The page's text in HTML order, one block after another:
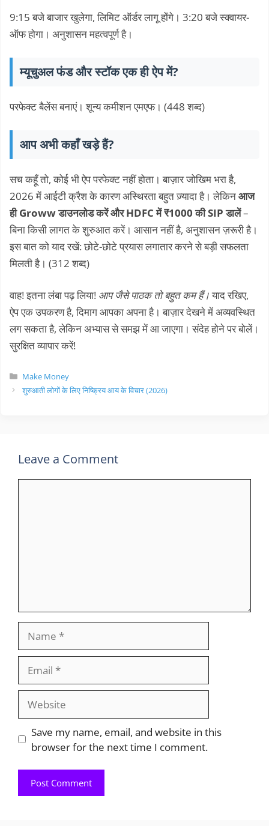
9:15 बजे बाजार खुलेगा, लिमिट ऑर्डर लागू होंगे। 3:20 बजे स्क्वायर-
ऑफ होगा। अनुशासन महत्वपूर्ण है।
म्यूचुअल फंड और स्टॉक एक ही ऐप में?
परफेक्ट बैलेंस बनाएं। शून्य कमीशन एमएफ। (448 शब्द)
आप अभी कहाँ खड़े हैं?
सच कहूँ तो, कोई भी ऐप परफेक्ट नहीं होता। बाज़ार जोखिम भरा है,
2026 में आईटी क्रैश के कारण अस्थिरता बहुत ज़्यादा है। लेकिनआज
ही Groww डाउनलोड करें और HDFC में ₹1000 की SIP डालें–
बिना किसी लागत के शुरुआत करें। आसान नहीं है, अनुशासन ज़रूरी है।
इस बात को याद रखें: छोटे-छोटे प्रयास लगातार करने से बड़ी सफलता
मिलती है। (312 शब्द)
वाह! इतना लंबा पढ़ लिया! आप जैसे पाठक तो बहुत कम हैं।याद रखिए,
ऐप एक उपकरण है, दिमाग आपका अपना है। बाज़ार देखने में अव्यवस्थित
लग सकता है, लेकिन अभ्यास से समझ में आ जाएगा। संदेह होने पर बोलें।
सुरक्षित व्यापार करें!
Categories
Make Money
शुरुआती लोगों के लिए निष्क्रिय आय के विचार (2026)
Leave a Comment
Website
Save my name, email, and website in this
browser for the next time I comment.